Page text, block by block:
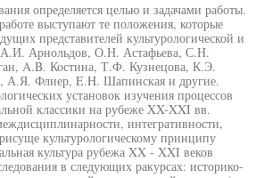
определяется целью и задачами работы.
выступают те положения, которые
представителей культурологической и
Арнольдов, О.Н. Астафьева, С.Н.
A.B. Костина, Т.Ф. Кузнецова, К.Э.
А.Я. Флиер, E.H. Шапинская и другие.
установок изучения процессов
классики на рубеже XX-XXI вв.
интегративности,
культурологическому принципу
культура рубежа XX - XXI веков
в следующих ракурсах: историко-